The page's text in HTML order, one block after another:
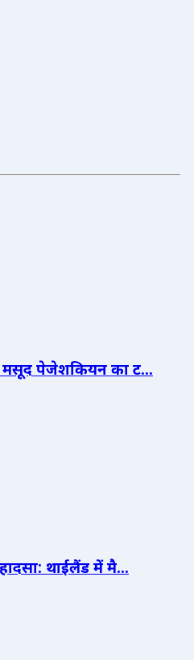
मसूद पेजेशकियन का ट...
थाईलैंड में मै...